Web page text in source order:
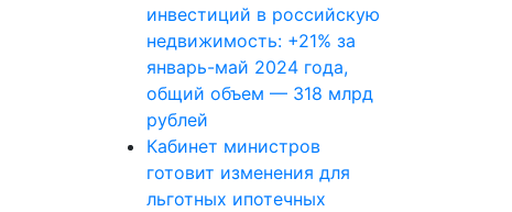
инвестиций в российскую
недвижимость: +21% за
январь-май 2024 года,
общий объем — 318 млрд
рублей
Кабинет министров
готовит изменения для
льготных ипотечных